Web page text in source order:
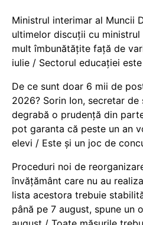
Ministrul interimar al Muncii
ultimelor discuții cu
mult îmbunătățite față de
iulie / Sectorul educației
De ce sunt doar 6 mii de
2026? Sorin Ion, secretar
degrabă o prudență din
pot garanta că peste un an
elevi / Este și un joc de
Proceduri noi de
învățământ care nu au
lista acestora trebuie
până pe 7 august, spune un